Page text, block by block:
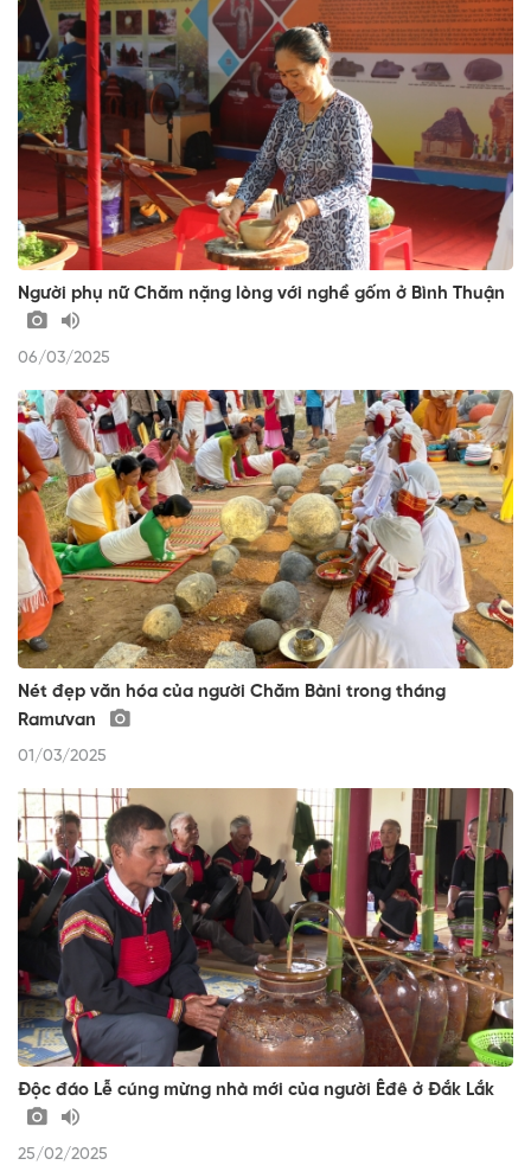
Người phụ nữ Chăm nặng lòng với nghề gốm ở Bình Thuận
06/03/2025
Nét đẹp văn hóa của người Chăm Bàni trong tháng
Ramưvan
01/03/2025
Độc đáo Lễ cúng mừng nhà mới của người Êđê ở Đắk Lắk
25/02/2025